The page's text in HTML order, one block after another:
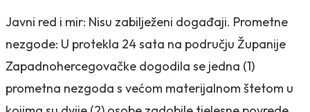
Javni red i mir: Nisu zabilježeni događaji. Prometne
nezgode: U protekla 24 sata na području Županije
Zapadnohercegovačke dogodila se jedna (1)
prometna nezgoda s većom materijalnom štetom u